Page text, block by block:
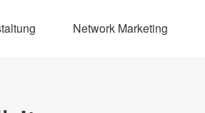
Network Marketing